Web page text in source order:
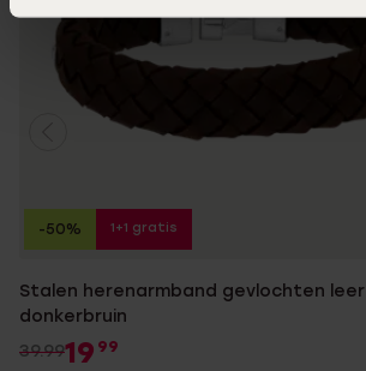
Stalen herenarmband gevlochten leer
donkerbruin
39.9919 99
-50% 1+1 gratis